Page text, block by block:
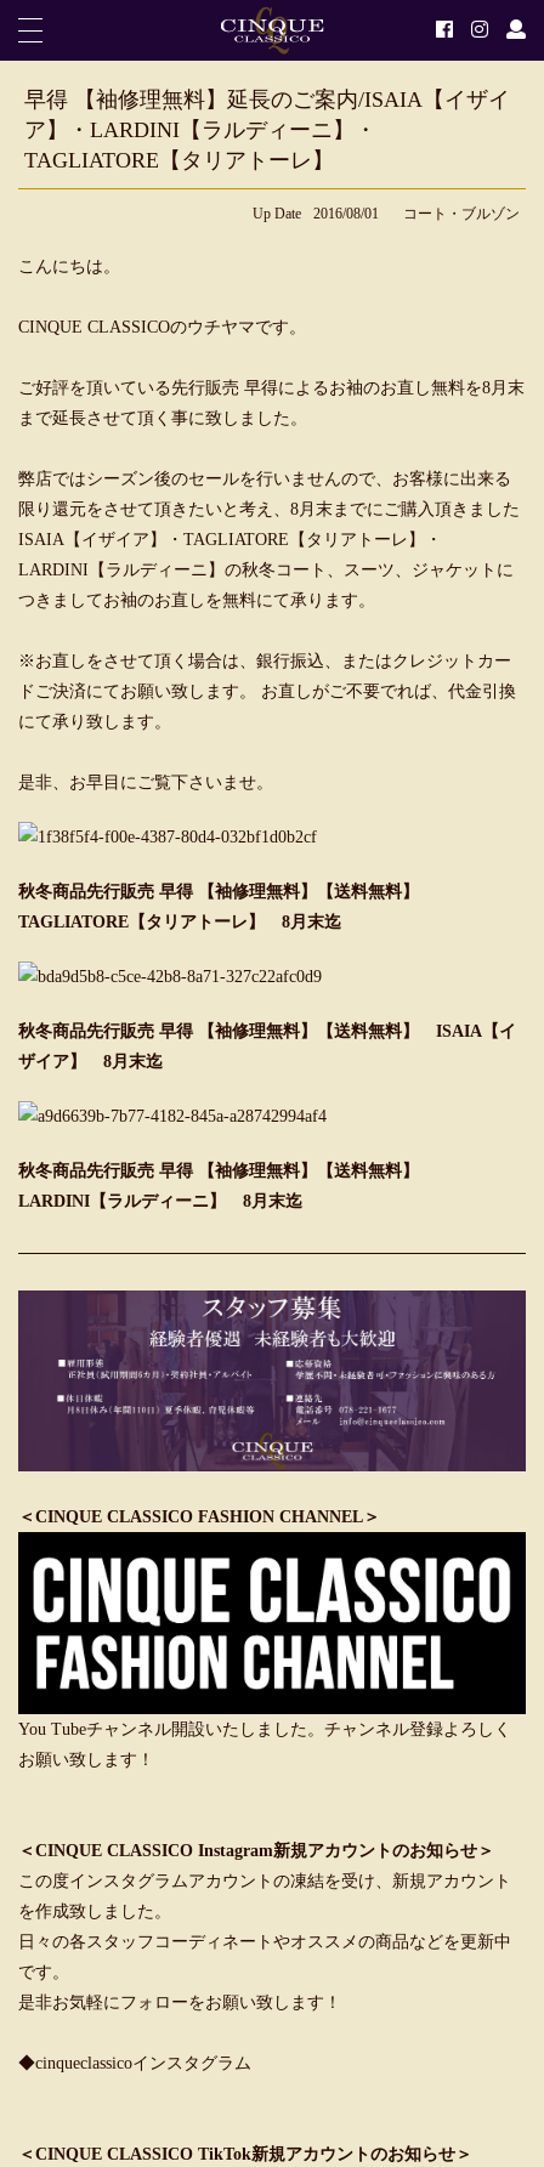
早得 【袖修理無料】延長のご案内/ISAIA【イザイ
ア】・LARDINI【ラルディーニ】・
TAGLIATORE【タリアトーレ】
Up Date 2016/08/01 コート・ブルゾン
こんにちは。
CINQUE CLASSICOのウチヤマです。
ご好評を頂いている先行販売 早得によるお袖のお直し無料を8月末
まで延長させて頂く事に致しました。
弊店ではシーズン後のセールを行いませんので、お客様に出来る
限り還元をさせて頂きたいと考え、8月末までにご購入頂きました
ISAIA【イザイア】・TAGLIATORE【タリアトーレ】・
LARDINI【ラルディーニ】の秋冬コート、スーツ、ジャケットに
つきましてお袖のお直しを無料にて承ります。
※お直しをさせて頂く場合は、銀行振込、またはクレジットカー
ドご決済にてお願い致します。 お直しがご不要でれば、代金引換
にて承り致します。
是非、お早目にご覧下さいませ。
秋冬商品先行販売 早得 【袖修理無料】【送料無料】
TAGLIATORE【タリアトーレ】 8月末迄
秋冬商品先行販売 早得 【袖修理無料】【送料無料】 ISAIA【イ
ザイア】 8月末迄
秋冬商品先行販売 早得 【袖修理無料】【送料無料】
LARDINI【ラルディーニ】 8月末迄
＜CINQUE CLASSICO FASHION CHANNEL＞
You Tubeチャンネル開設いたしました。チャンネル登録よろしく
お願い致します！
＜CINQUE CLASSICO Instagram新規アカウントのお知らせ＞
この度インスタグラムアカウントの凍結を受け、新規アカウント
を作成致しました。
日々の各スタッフコーディネートやオススメの商品などを更新中
です。
是非お気軽にフォローをお願い致します！
◆cinqueclassicoインスタグラム
＜CINQUE CLASSICO TikTok新規アカウントのお知らせ＞